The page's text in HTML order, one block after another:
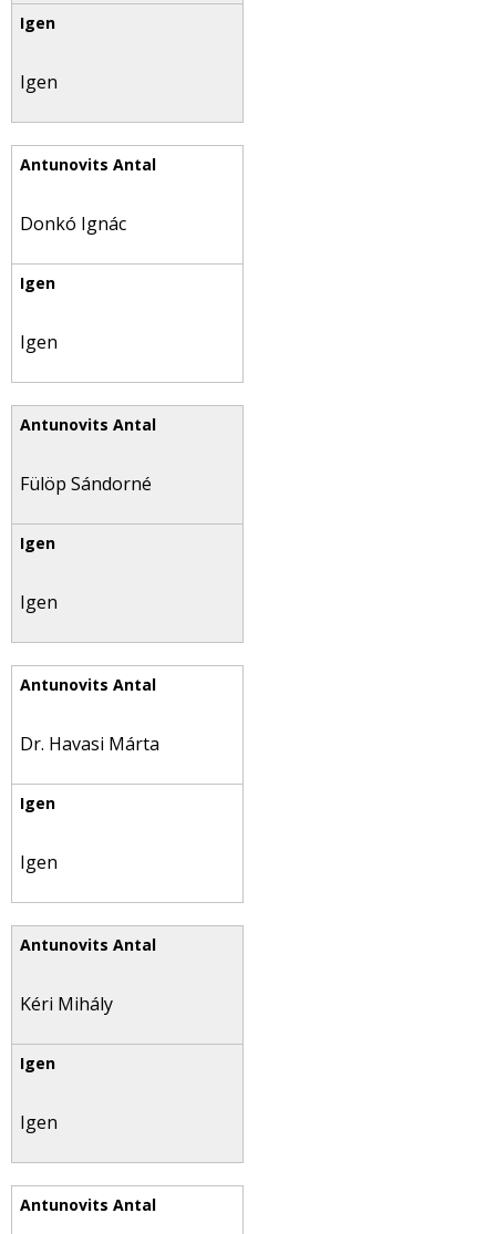
Igen
Donkó Ignác
Igen
Fülöp Sándorné
Igen
Dr. Havasi Márta
Igen
Kéri Mihály
Igen